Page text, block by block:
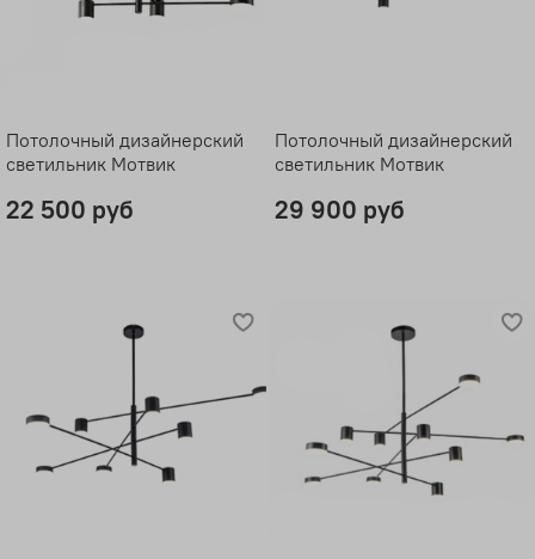
Потолочный дизайнерский
светильник Мотвик
22 500 руб
Потолочный дизайнерский
светильник Мотвик
29 900 руб